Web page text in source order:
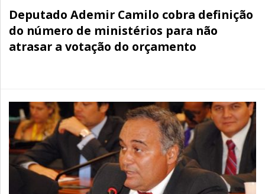
Deputado Ademir Camilo cobra definição
do número de ministérios para não
atrasar a votação do orçamento